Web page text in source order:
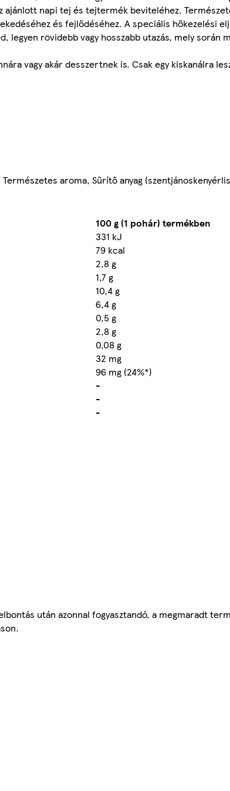
ajánlott napi tej és tejtermék beviteléhez.
és fejlődéséhez. A speciális hőkezelési
legyen rövidebb vagy hosszabb utazás, mely
vagy akár desszertnek is. Csak egy kiskanálra
aroma, Sűrítő anyag
100 g (1 pohár) termékben
331 kJ
79 kcal
2,8 g
1,7 g
10,4 g
6,4 g
0,5 g
2,8 g
0,08 g
32 mg
96 mg (24%*)
-
-
-
után azonnal fogyasztandó, a megmaradt